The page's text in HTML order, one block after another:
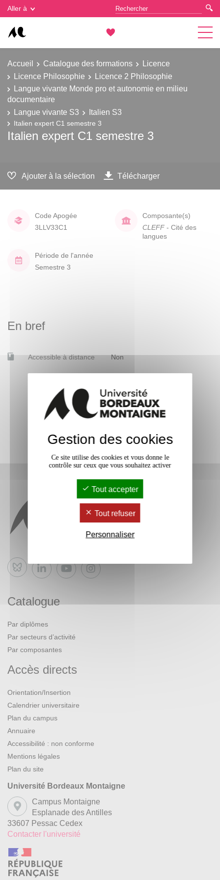
Aller à
Accueil Catalogue des formations
Licence
Licence Philosophie
Licence 2 Philosophie
Langue vivante Monde pro et autonomie en milieu
documentaire
Langue vivante S3
Italien S3
Italien expert C1 semestre 3
Italien expert C1 semestre 3
Ajouter à la sélection Télécharger
Code Apogée
3LLV33C1
Composante(s)
CLEFF - Cité des
langues
Période de l'année
Semestre 3
En bref
Accessible à distance Non
Bluesky
Catalogue
Par diplômes
Par secteurs d’activité
Par composantes
Accès directs
Orientation/Insertion
Calendrier universitaire
Plan du campus
Annuaire
Accessibilité : non conforme
Mentions légales
Plan du site
Université Bordeaux Montaigne
Campus Montaigne
Esplanade des Antilles
33607 Pessac Cedex
Contacter l'université
Gestion des cookies
Gestion des cookies
Ce site utilise des cookies et vous donne le
contrôle sur ceux que vous souhaitez activer
Tout accepter
Tout refuser
Personnaliser